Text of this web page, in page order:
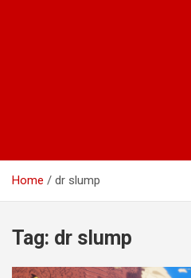
Home dr slump
Tag: dr slump